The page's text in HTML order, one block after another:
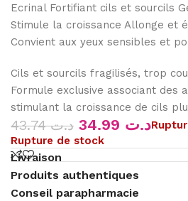
Ecrinal Fortifiant cils et sourcils
Stimule la croissance Allonge et
Convient aux yeux sensibles et
Cils et sourcils fragilisés, trop
Formule exclusive associant des
stimulant la croissance de cils
د.ت43.74 د.ت
Rupture de stock
Livraison
Produits authentiques
Conseil parapharmacie